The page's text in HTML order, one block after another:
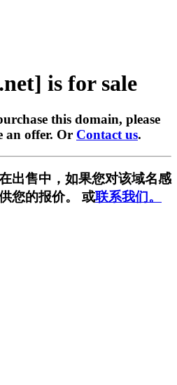
is for sale
this domain, please
an offer. Or Contact us.
出售中，如果您对该域名感
您的报价。 或联系我们。